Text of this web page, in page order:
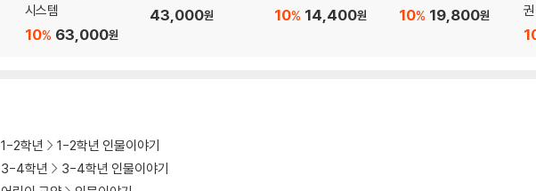
시스템
63,000원
10%
43,000원 14,400원
10% 19,800원
10%
권
1-2학년
1-2학년 인물이야기
3-4학년
3-4학년 인물이야기